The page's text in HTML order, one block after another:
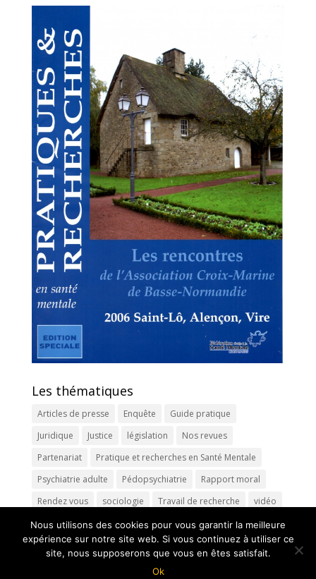
Les thématiques
Articles de presse Enquête
Guide pratique
Juridique
Justice législation
Nos revues
Partenariat
Pratique et recherches en Santé Mentale
Psychiatrie adulte
Pédopsychiatrie
Rapport moral
Rendez vous
sociologie Travail de recherche vidéo
Une création iterrenet.fr
Nous utilisons des cookies pour vous garantir la meilleure
expérience sur notre site web. Si vous continuez à utiliser ce
site, nous supposerons que vous en êtes satisfait.
Ok